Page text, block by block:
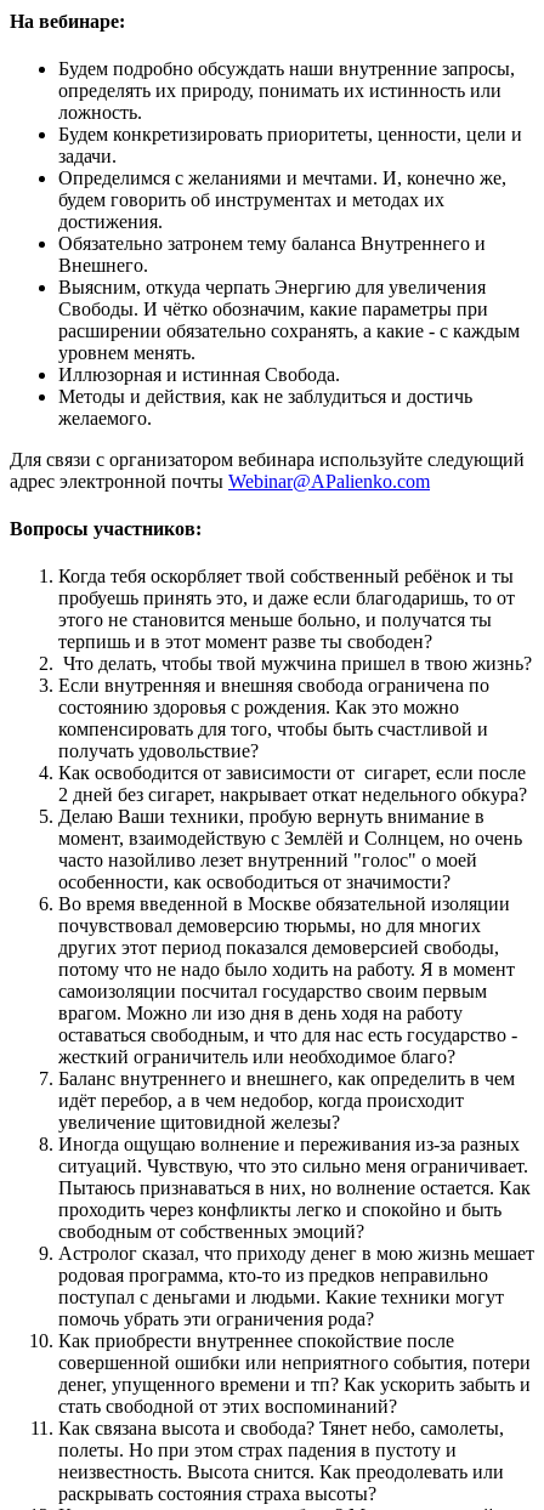
На вебинаре:
Будем подробно обсуждать наши внутренние запросы,
определять их природу, понимать их истинность или
ложность.
Будем конкретизировать приоритеты, ценности, цели и
задачи.
Определимся с желаниями и мечтами. И, конечно же,
будем говорить об инструментах и методах их
достижения.
Обязательно затронем тему баланса Внутреннего и
Внешнего.
Выясним, откуда черпать Энергию для увеличения
Свободы. И чётко обозначим, какие параметры при
расширении обязательно сохранять, а какие - с каждым
уровнем менять.
Иллюзорная и истинная Свобода.
Методы и действия, как не заблудиться и достичь
желаемого.
Для связи с организатором вебинара используйте следующий
адрес электронной почты Webinar@APalienko.com
Вопросы участников:
Когда тебя оскорбляет твой собственный ребёнок и ты
пробуешь принять это, и даже если благодаришь, то от
этого не становится меньше больно, и получатся ты
терпишь и в этот момент разве ты свободен?
Что делать, чтобы твой мужчина пришел в твою жизнь?
Если внутренняя и внешняя свобода ограничена по
состоянию здоровья с рождения. Как это можно
компенсировать для того, чтобы быть счастливой и
получать удовольствие?
Как освободится от зависимости от сигарет, если после
2 дней без сигарет, накрывает откат недельного обкура?
Делаю Ваши техники, пробую вернуть внимание в
момент, взаимодействую с Землёй и Солнцем, но очень
часто назойливо лезет внутренний "голос" о моей
особенности, как освободиться от значимости?
Во время введенной в Москве обязательной изоляции
почувствовал демоверсию тюрьмы, но для многих
других этот период показался демоверсией свободы,
потому что не надо было ходить на работу. Я в момент
самоизоляции посчитал государство своим первым
врагом. Можно ли изо дня в день ходя на работу
оставаться свободным, и что для нас есть государство -
жесткий ограничитель или необходимое благо?
Баланс внутреннего и внешнего, как определить в чем
идёт перебор, а в чем недобор, когда происходит
увеличение щитовидной железы?
Иногда ощущаю волнение и переживания из-за разных
ситуаций. Чувствую, что это сильно меня ограничивает.
Пытаюсь признаваться в них, но волнение остается. Как
проходить через конфликты легко и спокойно и быть
свободным от собственных эмоций?
Астролог сказал, что приходу денег в мою жизнь мешает
родовая программа, кто-то из предков неправильно
поступал с деньгами и людьми. Какие техники могут
помочь убрать эти ограничения рода?
Как приобрести внутреннее спокойствие после
совершенной ошибки или неприятного события, потери
денег, упущенного времени и тп? Как ускорить забыть и
стать свободной от этих воспоминаний?
Как связана высота и свобода? Тянет небо, самолеты,
полеты. Но при этом страх падения в пустоту и
неизвестность. Высота снится. Как преодолевать или
раскрывать состояния страха высоты?